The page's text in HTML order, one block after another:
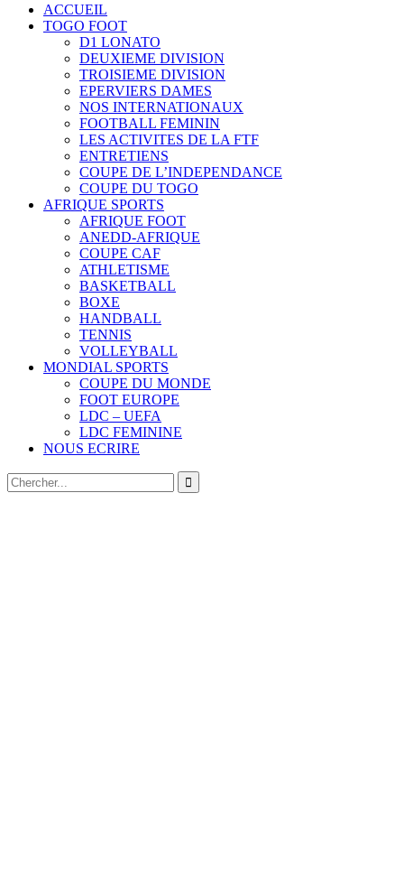
ACCUEIL
TOGO FOOT
D1 LONATO
DEUXIEME DIVISION
TROISIEME DIVISION
EPERVIERS DAMES
NOS INTERNATIONAUX
FOOTBALL FEMININ
LES ACTIVITES DE LA FTF
ENTRETIENS
COUPE DE L’INDEPENDANCE
COUPE DU TOGO
AFRIQUE SPORTS
AFRIQUE FOOT
ANEDD-AFRIQUE
COUPE CAF
ATHLETISME
BASKETBALL
BOXE
HANDBALL
TENNIS
VOLLEYBALL
MONDIAL SPORTS
COUPE DU MONDE
FOOT EUROPE
LDC – UEFA
LDC FEMININE
NOUS ECRIRE